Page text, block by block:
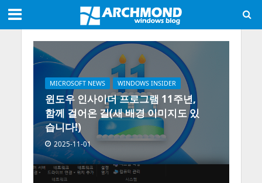
MICROSOFT NEWS WINDOWS INSIDER
윈도우 인사이더 프로그램 11주년,
함께 걸어온 길(새 배경 이미지도 있
습니다!)
2025-11-01